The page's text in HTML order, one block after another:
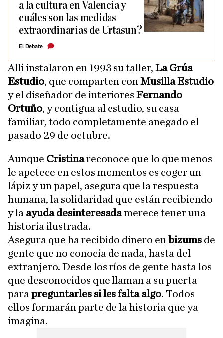
a la cultura en Valencia y
cuáles son las medidas
extraordinarias de Urtasun?
El Debate
Allí instalaron en 1993 su taller, La Grúa
Estudio, que comparten con Musilla Estudio
y el diseñador de interiores Fernando
Ortuño, y contigua al estudio, su casa
familiar, todo completamente anegado el
pasado 29 de octubre.
Aunque Cristinareconoce que lo que menos
le apetece en estos momentos es coger un
lápiz y un papel, asegura que la respuesta
humana, la solidaridad que están recibiendo
y la ayuda desinteresadamerece tener una
historia ilustrada.
Asegura que ha recibido dinero en bizums de
gente que no conocía de nada, hasta del
extranjero. Desde los ríos de gente hasta los
que desconocidos que llaman a su puerta
para preguntarles si les falta algo. Todos
ellos formarán parte de la historia que ya
imagina.